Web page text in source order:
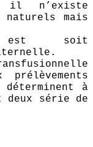
il n’existe
naturels mais
est soit
à
deux série de